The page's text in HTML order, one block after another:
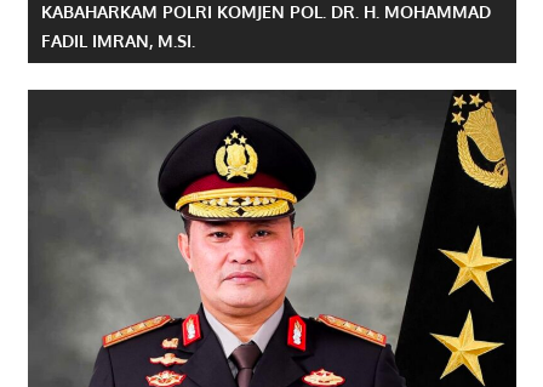
KABAHARKAM POLRI KOMJEN POL. DR. H. MOHAMMAD
FADIL IMRAN, M.SI.